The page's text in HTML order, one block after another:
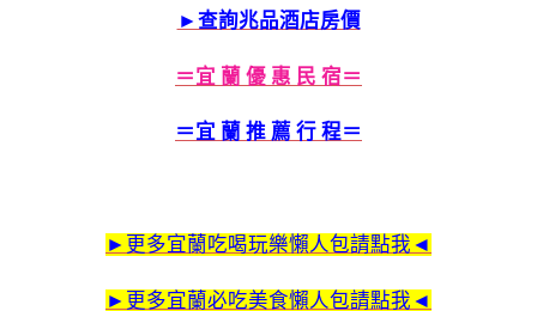
►查詢兆品酒店房價
＝宜 蘭 優 惠 民 宿＝
＝宜 蘭 推 薦 行 程＝
►更多宜蘭吃喝玩樂懶人包請點我◄
►更多宜蘭必吃美食懶人包請點我◄